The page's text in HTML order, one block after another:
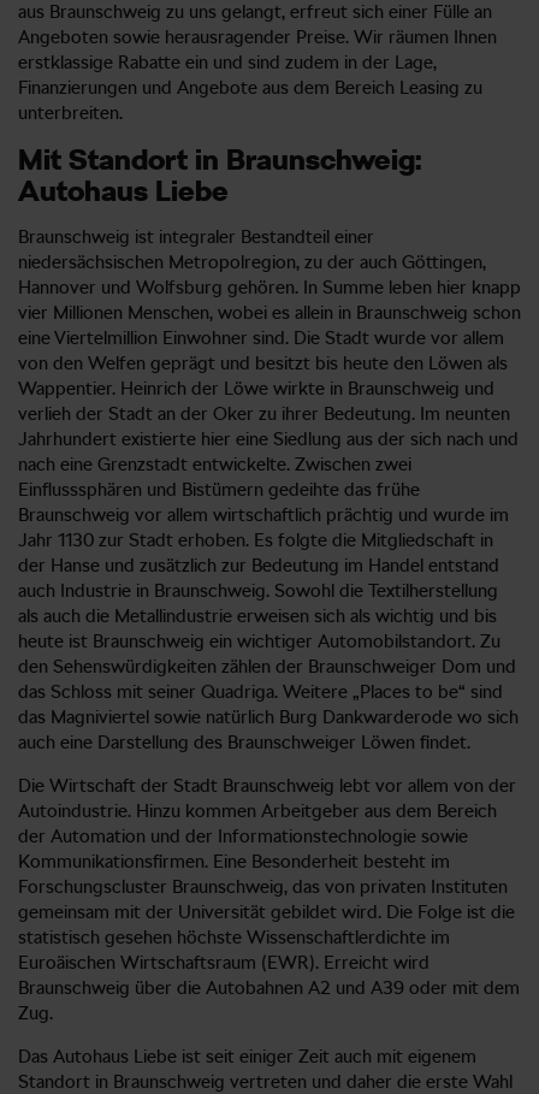
aus Braunschweig zu uns gelangt, erfreut sich einer Fülle an
Angeboten sowie herausragender Preise. Wir räumen Ihnen
erstklassige Rabatte ein und sind zudem in der Lage,
Finanzierungen und Angebote aus dem Bereich Leasing zu
unterbreiten.
Mit Standort in Braunschweig:
Autohaus Liebe
Braunschweig ist integraler Bestandteil einer
niedersächsischen Metropolregion, zu der auch Göttingen,
Hannover und Wolfsburg gehören. In Summe leben hier knapp
vier Millionen Menschen, wobei es allein in Braunschweig schon
eine Viertelmillion Einwohner sind. Die Stadt wurde vor allem
von den Welfen geprägt und besitzt bis heute den Löwen als
Wappentier. Heinrich der Löwe wirkte in Braunschweig und
verlieh der Stadt an der Oker zu ihrer Bedeutung. Im neunten
Jahrhundert existierte hier eine Siedlung aus der sich nach und
nach eine Grenzstadt entwickelte. Zwischen zwei
Einflusssphären und Bistümern gedeihte das frühe
Braunschweig vor allem wirtschaftlich prächtig und wurde im
Jahr 1130 zur Stadt erhoben. Es folgte die Mitgliedschaft in
der Hanse und zusätzlich zur Bedeutung im Handel entstand
auch Industrie in Braunschweig. Sowohl die Textilherstellung
als auch die Metallindustrie erweisen sich als wichtig und bis
heute ist Braunschweig ein wichtiger Automobilstandort. Zu
den Sehenswürdigkeiten zählen der Braunschweiger Dom und
das Schloss mit seiner Quadriga. Weitere „Places to be“ sind
das Magniviertel sowie natürlich Burg Dankwarderode wo sich
auch eine Darstellung des Braunschweiger Löwen findet.
Die Wirtschaft der Stadt Braunschweig lebt vor allem von der
Autoindustrie. Hinzu kommen Arbeitgeber aus dem Bereich
der Automation und der Informationstechnologie sowie
Kommunikationsfirmen. Eine Besonderheit besteht im
Forschungscluster Braunschweig, das von privaten Instituten
gemeinsam mit der Universität gebildet wird. Die Folge ist die
statistisch gesehen höchste Wissenschaftlerdichte im
Euroäischen Wirtschaftsraum (EWR). Erreicht wird
Braunschweig über die Autobahnen A2 und A39 oder mit dem
Zug.
Das Autohaus Liebe ist seit einiger Zeit auch mit eigenem
Standort in Braunschweig vertreten und daher die erste Wahl